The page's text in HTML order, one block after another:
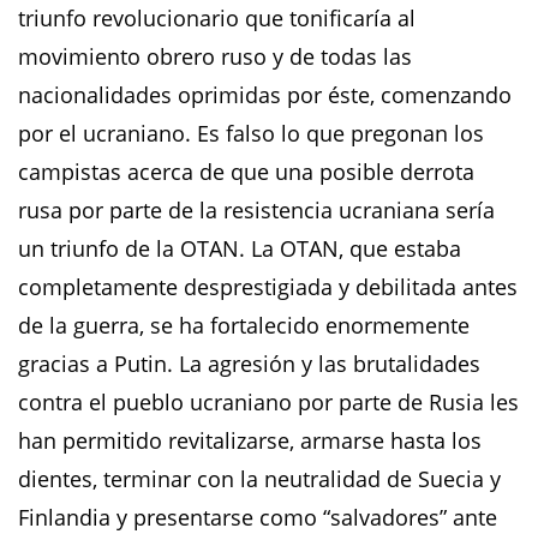
triunfo revolucionario que tonificaría al
movimiento obrero ruso y de todas las
nacionalidades oprimidas por éste, comenzando
por el ucraniano. Es falso lo que pregonan los
campistas acerca de que una posible derrota
rusa por parte de la resistencia ucraniana sería
un triunfo de la OTAN. La OTAN, que estaba
completamente desprestigiada y debilitada antes
de la guerra, se ha fortalecido enormemente
gracias a Putin. La agresión y las brutalidades
contra el pueblo ucraniano por parte de Rusia les
han permitido revitalizarse, armarse hasta los
dientes, terminar con la neutralidad de Suecia y
Finlandia y presentarse como “salvadores” ante